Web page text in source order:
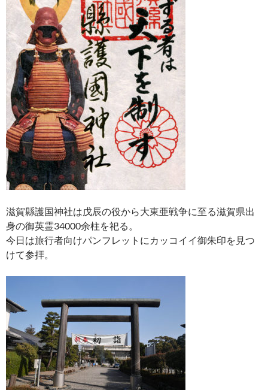
滋賀縣護国神社は戊辰の役から大東亜戦争に至る滋賀県出
身の御英霊34000余柱を祀る。
今日は旅行者向けパンフレットにカッコイイ御朱印を見つ
けて参拝。